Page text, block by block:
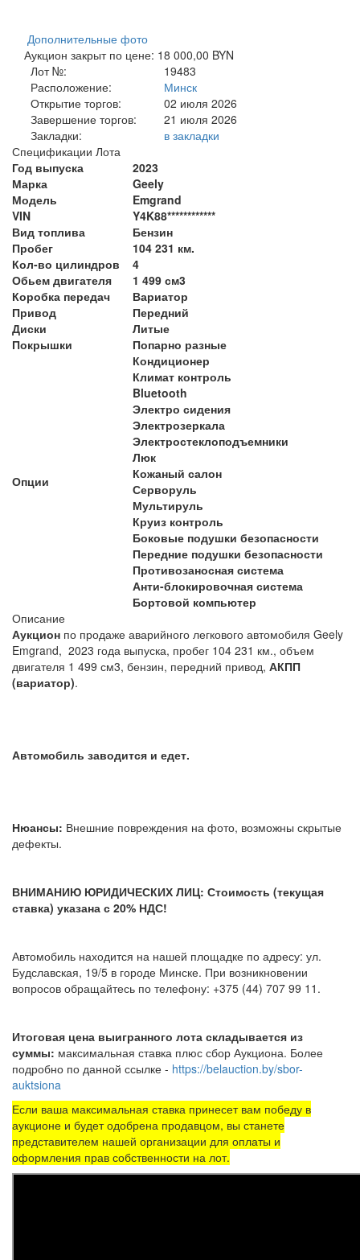
Дополнительные фото
Аукцион закрыт по цене: 18 000,00 BYN
Лот №:
19483
Расположение:
Минск
Открытие торгов:
02 июля 2026
Завершение торгов:
21 июля 2026
Закладки:
в закладки
Спецификации Лота
Год выпуска
2023
Марка
Geely
Модель
Emgrand
VIN
Y4K88************
Вид топлива
Бензин
Пробег
104 231 км.
Кол-во цилиндров
4
Обьем двигателя
1 499 см3
Коробка передач
Вариатор
Привод
Передний
Диски
Литые
Покрышки
Попарно разные
Опции
Кондиционер
Климат контроль
Bluetooth
Электро сидения
Электрозеркала
Электростеклоподъемники
Люк
Кожаный салон
Серворуль
Мультируль
Круиз контроль
Боковые подушки безопасности
Передние подушки безопасности
Противозаносная система
Анти-блокировочная система
Бортовой компьютер
Описание
Аукцион по продаже аварийного легкового автомобиля Geely
Emgrand, 2023 года выпуска, пробег 104 231 км., объем
двигателя 1 499 см3, бензин, передний привод, АКПП
(вариатор).
Автомобиль заводится и едет.
Нюансы: Внешние повреждения на фото, возможны скрытые
дефекты.
ВНИМАНИЮ ЮРИДИЧЕСКИХ ЛИЦ: Стоимость (текущая
ставка) указана с 20% НДС!
Автомобиль находится на нашей площадке по адресу: ул.
Будславская, 19/5 в городе Минске. При возникновении
вопросов обращайтесь по телефону: +375 (44) 707 99 11.
Итоговая цена выигранного лота складывается из
суммы: максимальная ставка плюс сбор Аукциона. Более
подробно по данной ссылке - https://belauction.by/sbor-
auktsiona
Если ваша максимальная ставка принесет вам победу в
аукционе и будет одобрена продавцом, вы станете
представителем нашей организации для оплаты и
оформления прав собственности на лот.